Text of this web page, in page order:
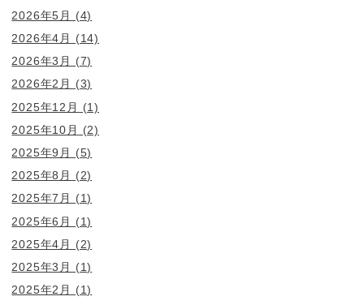
2026年5月
(4)
2026年4月
(14)
2026年3月
(7)
2026年2月
(3)
2025年12月
(1)
2025年10月
(2)
2025年9月
(5)
2025年8月
(2)
2025年7月
(1)
2025年6月
(1)
2025年4月
(2)
2025年3月
(1)
2025年2月
(1)